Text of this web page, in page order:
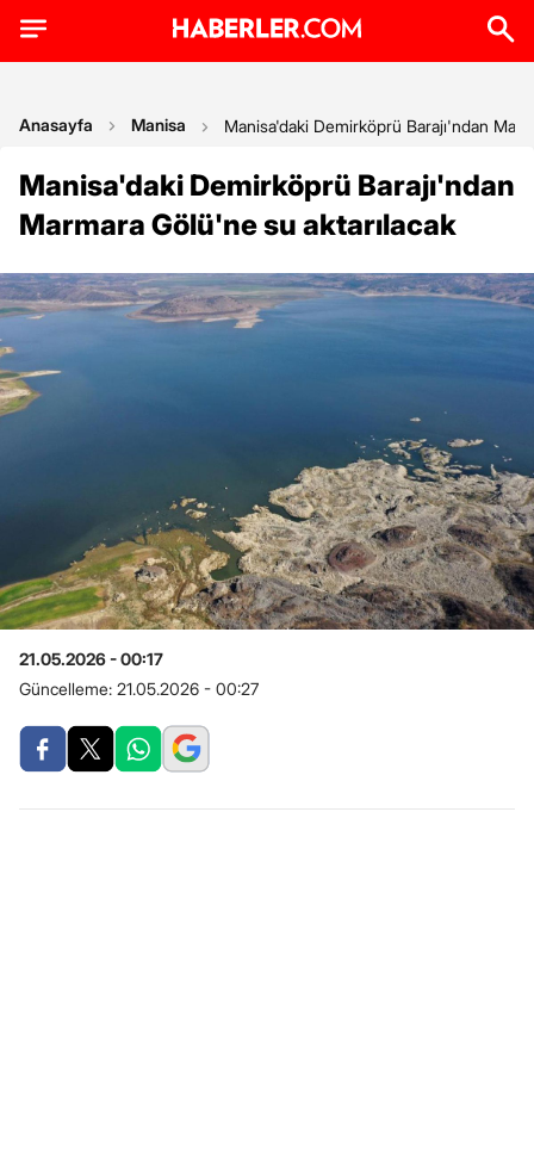
Anasayfa Manisa Manisa'daki Demirköprü Barajı'ndan
Manisa'daki Demirköprü Barajı'ndan
Marmara Gölü'ne su aktarılacak
21.05.2026 - 00:17
Güncelleme: 21.05.2026 - 00:27